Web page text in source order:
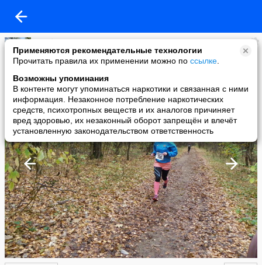
Применяются рекомендательные технологии
Прочитать правила их применении можно по ссылке
Возможны упоминания
В контенте могут упоминаться наркотики и связанная с ними
информация. Незаконное потребление наркотических
средств, психотропных веществ и их аналогов причиняет
вред здоровью, их незаконный оборот запрещён и влечёт
установленную законодательством ответственность
Клуб Сенеж
added a photo
21 Oct в 17:18